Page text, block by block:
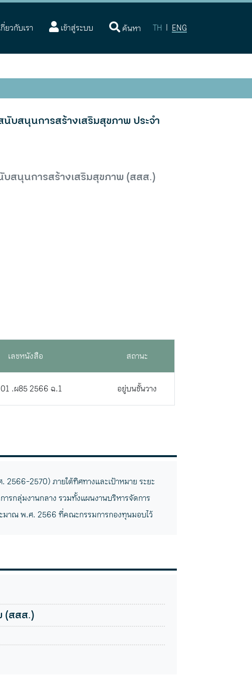
กี่ยวกับเรา เข้าสู่ระบบ (current)ค้นหา TH | ENG
บสนุนการสร้างเสริมสุขภาพ ประจำ
สนุนการสร้างเสริมสุขภาพ (สสส.)
เลขหนังสือ สถานะ
.ผ85 2566 ฉ.1 อยู่บนชั้นวาง
2570) ภายใต้ทิศทางและเป้าหมาย ระยะ
รกลุ่มงานกลาง รวมทั้งแผนงานบริหารจัดการ
มาณ พ.ศ. 2566 ที่คณะกรรมการกองทุนมอบไว้
(สสส.)